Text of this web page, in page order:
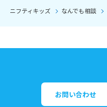
ニフティキッズ なんでも相談
お問い合わせ